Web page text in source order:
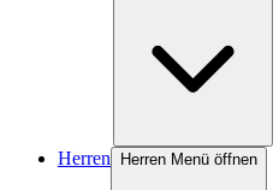
Herren Herren Menü öffnen